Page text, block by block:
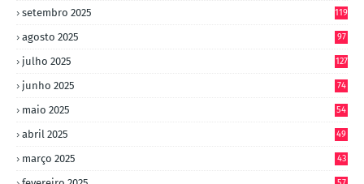
setembro 2025 119
agosto 2025 97
julho 2025 127
junho 2025 74
maio 2025 54
abril 2025 49
março 2025 43